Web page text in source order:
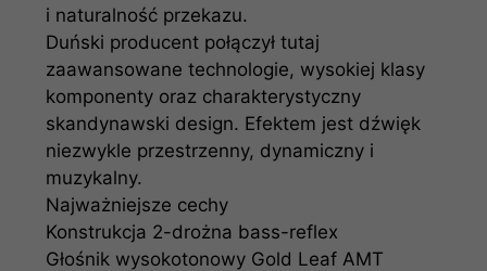
i naturalność przekazu.
Duński producent połączył tutaj
zaawansowane technologie, wysokiej klasy
komponenty oraz charakterystyczny
skandynawski design. Efektem jest dźwięk
niezwykle przestrzenny, dynamiczny i
muzykalny.
Najważniejsze cechy
Konstrukcja 2-drożna bass-reflex
Głośnik wysokotonowy Gold Leaf AMT